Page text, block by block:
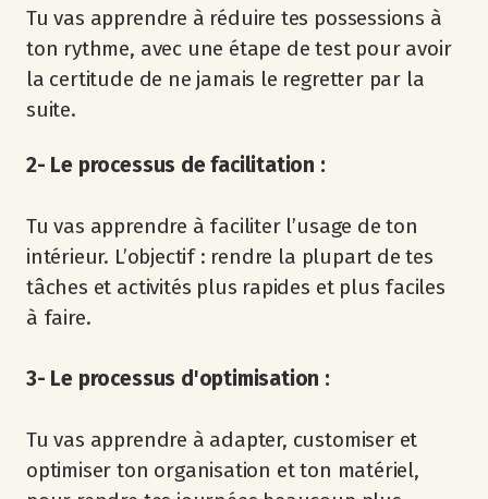
Tu vas apprendre à réduire tes possessions à
ton rythme, avec une étape de test pour avoir
la certitude de ne jamais le regretter par la
suite.
2- Le processus de facilitation :
Tu vas apprendre à faciliter l’usage de ton
intérieur. L’objectif : rendre la plupart de tes
tâches et activités plus rapides et plus faciles
à faire.
3- Le processus d'optimisation :
Tu vas apprendre à adapter, customiser et
optimiser ton organisation et ton matériel,